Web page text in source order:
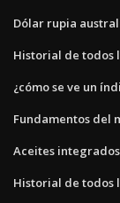
Dólar rupia
Historial de todos
¿cómo se ve un
Fundamentos del
Aceites integrados
Historial de todos